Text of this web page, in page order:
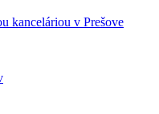
kanceláriou v Prešove